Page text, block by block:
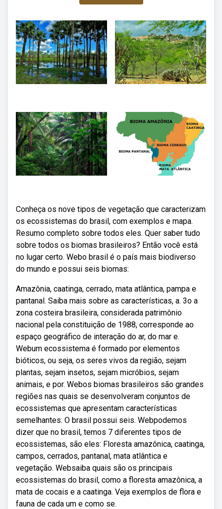
Conheça os nove tipos de vegetação que caracterizam
os ecossistemas do brasil, com exemplos e mapa.
Resumo completo sobre todos eles. Quer saber tudo
sobre todos os biomas brasileiros? Então você está
no lugar certo. Webo brasil é o país mais biodiverso
do mundo e possui seis biomas:
Amazônia, caatinga, cerrado, mata atlântica, pampa e
pantanal. Saiba mais sobre as características, a. 3o a
zona costeira brasileira, considerada patrimônio
nacional pela constituição de 1988, corresponde ao
espaço geográfico de interação do ar, do mar e.
Webum ecossistema é formado por elementos
bióticos, ou seja, os seres vivos da região, sejam
plantas, sejam insetos, sejam micróbios, sejam
animais, e por. Webos biomas brasileiros são grandes
regiões nas quais se desenvolveram conjuntos de
ecossistemas que apresentam características
semelhantes. O brasil possui seis. Webpodemos
dizer que no brasil, temos 7 diferentes tipos de
ecossistemas, são eles: Floresta amazônica, caatinga,
campos, cerrados, pantanal, mata atlântica e
vegetação. Websaiba quais são os principais
ecossistemas do brasil, como a floresta amazônica, a
mata de cocais e a caatinga. Veja exemplos de flora e
fauna de cada um e como se.